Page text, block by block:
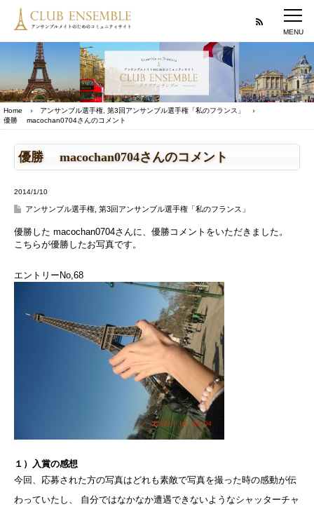
Home アンサンブル選手権 第3回アンサンブル選手権「私のフランス」
優勝 macochan0704さんのコメント
優勝 macochan0704さんのコメント
2014/1/10
アンサンブル選手権 第3回アンサンブル選手権「私のフランス」
優勝した macochan0704さんに、優勝コメントをいただきました。
こちらが優勝したお写真です。
エントリーNo,68
１）入賞の感想
今回、応募された方の写真はどれも素敵で写真を撮った時の感動が伝
わっていたし、
自分ではなかなか遭遇できないようなシャッターチャ